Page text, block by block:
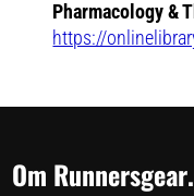
Pharmacology &
https://
Om